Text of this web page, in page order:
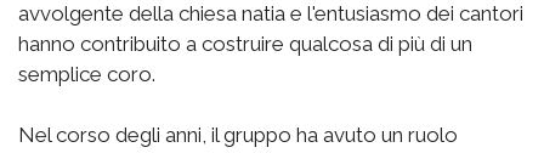
avvolgente della chiesa natia e l'entusiasmo dei cantori
hanno contribuito a costruire qualcosa di più di un
semplice coro.
Nel corso degli anni, il gruppo ha avuto un ruolo